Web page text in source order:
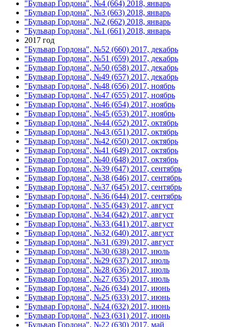
"Бульвар Гордона", №4 (664) 2018, январь
"Бульвар Гордона", №3 (663) 2018, январь
"Бульвар Гордона", №2 (662) 2018, январь
"Бульвар Гордона", №1 (661) 2018, январь
2017 год
"Бульвар Гордона", №52 (660) 2017, декабрь
"Бульвар Гордона", №51 (659) 2017, декабрь
"Бульвар Гордона", №50 (658) 2017, декабрь
"Бульвар Гордона", №49 (657) 2017, декабрь
"Бульвар Гордона", №48 (656) 2017, ноябрь
"Бульвар Гордона", №47 (655) 2017, ноябрь
"Бульвар Гордона", №46 (654) 2017, ноябрь
"Бульвар Гордона", №45 (653) 2017, ноябрь
"Бульвар Гордона", №44 (652) 2017, октябрь
"Бульвар Гордона", №43 (651) 2017, октябрь
"Бульвар Гордона", №42 (650) 2017, октябрь
"Бульвар Гордона", №41 (649) 2017, октябрь
"Бульвар Гордона", №40 (648) 2017, октябрь
"Бульвар Гордона", №39 (647) 2017, сентябрь
"Бульвар Гордона", №38 (646) 2017, сентябрь
"Бульвар Гордона", №37 (645) 2017, сентябрь
"Бульвар Гордона", №36 (644) 2017, сентябрь
"Бульвар Гордона", №35 (643) 2017, август
"Бульвар Гордона", №34 (642) 2017, август
"Бульвар Гордона", №33 (641) 2017, август
"Бульвар Гордона", №32 (640) 2017, август
"Бульвар Гордона", №31 (639) 2017, август
"Бульвар Гордона", №30 (638) 2017, июль
"Бульвар Гордона", №29 (637) 2017, июль
"Бульвар Гордона", №28 (636) 2017, июль
"Бульвар Гордона", №27 (635) 2017, июль
"Бульвар Гордона", №26 (634) 2017, июнь
"Бульвар Гордона", №25 (633) 2017, июнь
"Бульвар Гордона", №24 (632) 2017, июнь
"Бульвар Гордона", №23 (631) 2017, июнь
"Бульвар Гордона", №22 (630) 2017, май